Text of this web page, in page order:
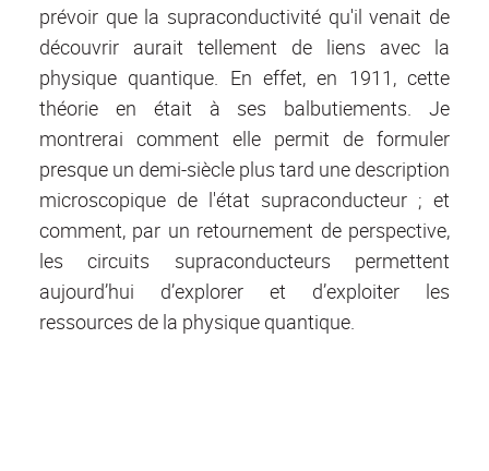
prévoir que la supraconductivité qu'il venait de
découvrir aurait tellement de liens avec la
physique quantique. En effet, en 1911, cette
théorie en était à ses balbutiements. Je
montrerai comment elle permit de formuler
presque un demi-siècle plus tard une description
microscopique de l'état supraconducteur ; et
comment, par un retournement de perspective,
les circuits supraconducteurs permettent
aujourd’hui d’explorer et d’exploiter les
ressources de la physique quantique.